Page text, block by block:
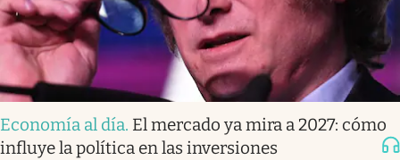
Economía al día. El mercado ya mira a 2027: cómo
influye la política en las inversiones